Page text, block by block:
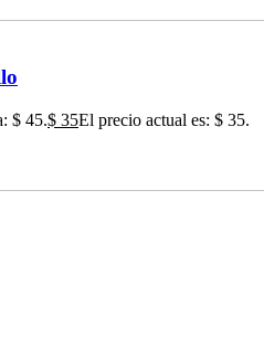
$ 45.$ 35El precio actual es: $ 35.